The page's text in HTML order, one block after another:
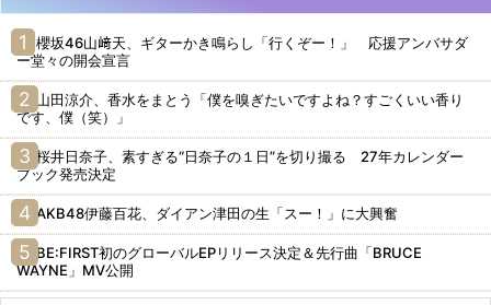
櫻坂46山﨑天、ギターかき鳴らし「行くぞー！」 応援アンバサダ
ー堂々の開会宣言
山田涼介、香水をまとう「僕を嗅ぎたいですよね？すごくいい香り
です、僕（笑）」
桜井日奈子、素すぎる“日奈子の１日”を切り撮る 27年カレンダー
ブック発売決定
AKB48伊藤百花、ダイアン津田の生「スー！」に大興奮
BE:FIRST初のグローバルEPリリース決定＆先行曲「BRUCE
WAYNE」MV公開